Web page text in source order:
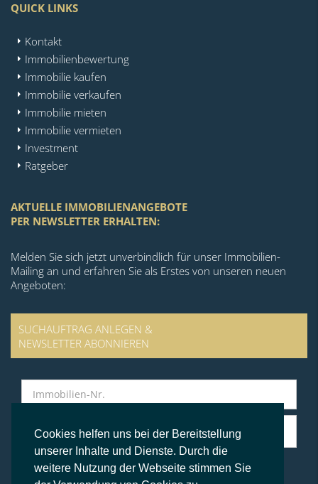
Cookies helfen uns bei der Bereitstellung
unserer Inhalte und Dienste. Durch die
weitere Nutzung der Webseite stimmen Sie
QUICK LINKS
Kontakt
Immobilienbewertung
Immobilie kaufen
Immobilie verkaufen
Immobilie mieten
Immobilie vermieten
Investment
Ratgeber
AKTUELLE IMMOBILIENANGEBOTE
PER NEWSLETTER ERHALTEN:
Melden Sie sich jetzt unverbindlich für unser Immobilien-
Mailing an und erfahren Sie als Erstes von unseren neuen
Angeboten:
SUCHAUFTRAG ANLEGEN &
NEWSLETTER ABONNIEREN